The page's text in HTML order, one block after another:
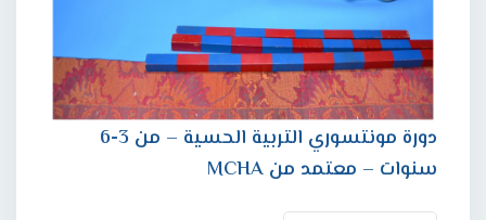
دورة مونتسوري التربية الحسية – من 3-6
سنوات – معتمد من MCHA